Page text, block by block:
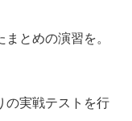
とめの演習を。
の実戦テストを行